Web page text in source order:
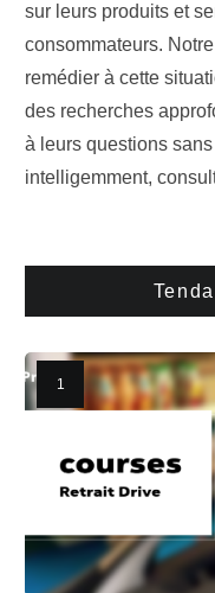
sur leurs produits et
consommateurs.
remédier à cette
des recherches
à leurs questions
intelligemment,